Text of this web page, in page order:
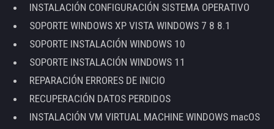
INSTALACIÓN CONFIGURACIÓN SISTEMA OPERATIVO
SOPORTE WINDOWS XP VISTA WINDOWS 7 8 8.1
SOPORTE INSTALACIÓN WINDOWS 10
SOPORTE INSTALACIÓN WINDOWS 11
REPARACIÓN ERRORES DE INICIO
RECUPERACIÓN DATOS PERDIDOS
INSTALACIÓN VM VIRTUAL MACHINE WINDOWS macOS